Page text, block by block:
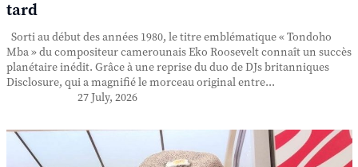
tard
Sorti au début des années 1980, le titre emblématique « Tondoho
Mba » du compositeur camerounais Eko Roosevelt connaît un succès
planétaire inédit. Grâce à une reprise du duo de DJs britanniques
Disclosure, qui a magnifié le morceau original entre...
27 July, 2026